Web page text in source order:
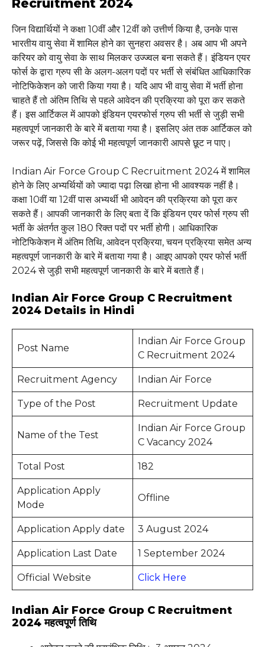
Recruitment 2024
जिन विद्यार्थियों ने कक्षा 10वीं और 12वीं को उत्तीर्ण किया है, उनके पास
भारतीय वायु सेवा में शामिल होने का सुनहरा अवसर है। अब आप भी अपने
करियर को वायु सेवा के साथ मिलकर उज्ज्वल बना सकते हैं। इंडियन एयर
फोर्स के द्वारा ग्रुप सी के अलग-अलग पदों पर भर्ती से संबंधित आधिकारिक
नोटिफिकेशन को जारी किया गया है। यदि आप भी वायु सेवा में भर्ती होना
चाहते हैं तो अंतिम तिथि से पहले आवेदन की प्रक्रिया को पूरा कर सकते
हैं। इस आर्टिकल में आपको इंडियन एयरफोर्स ग्रुप सी भर्ती से जुड़ी सभी
महत्वपूर्ण जानकारी के बारे में बताया गया है। इसलिए अंत तक आर्टिकल को
जरूर पढ़ें, जिससे कि कोई भी महत्वपूर्ण जानकारी आपसे छूट न पाए।
Indian Air Force Group C Recruitment 2024 में शामिल
होने के लिए अभ्यर्थियों को ज्यादा पढ़ा लिखा होना भी आवश्यक नहीं है।
कक्षा 10वीं या 12वीं पास अभ्यर्थी भी आवेदन की प्रक्रिया को पूरा कर
सकते हैं। आपकी जानकारी के लिए बता दें कि इंडियन एयर फोर्स ग्रुप सी
भर्ती के अंतर्गत कुल 180 रिक्त पदों पर भर्ती होगी। आधिकारिक
नोटिफिकेशन में अंतिम तिथि, आवेदन प्रक्रिया, चयन प्रक्रिया समेत अन्य
महत्वपूर्ण जानकारी के बारे में बताया गया है। आइए आपको एयर फोर्स भर्ती
2024 से जुड़ी सभी महत्वपूर्ण जानकारी के बारे में बताते हैं।
Indian Air Force Group C Recruitment
2024 Details in Hindi
Post Name
Indian Air Force Group
C Recruitment 2024
Recruitment Agency Indian Air Force
Type of the Post Recruitment Update
Name of the Test
Indian Air Force Group
C Vacancy 2024
Total Post 182
Application Apply
Mode
Offline
Application Apply date 3 August 2024
Application Last Date 1 September 2024
Official Website Click Here
Indian Air Force Group C Recruitment
2024 महत्वपूर्ण तिथि